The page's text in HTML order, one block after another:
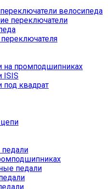
велосипеда
переключатели
на промподшипниках
ISIS
под квадрат
педали
педали